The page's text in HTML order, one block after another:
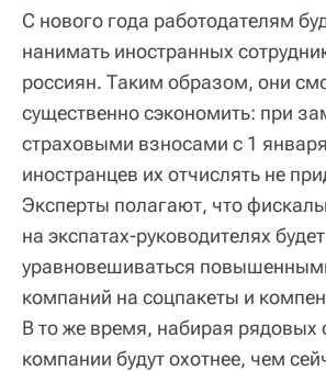
С нового года работодателям
нанимать иностранных
россиян. Таким образом, они
существенно сэкономить: при
страховыми взносами с 1
иностранцев их отчислять не
Эксперты полагают, что
на экспатах-руководителях будет
уравновешиваться
компаний на соцпакеты и
В то же время, набирая рядовых
компании будут охотнее, чем